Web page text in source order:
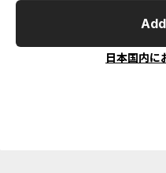
日本国内に